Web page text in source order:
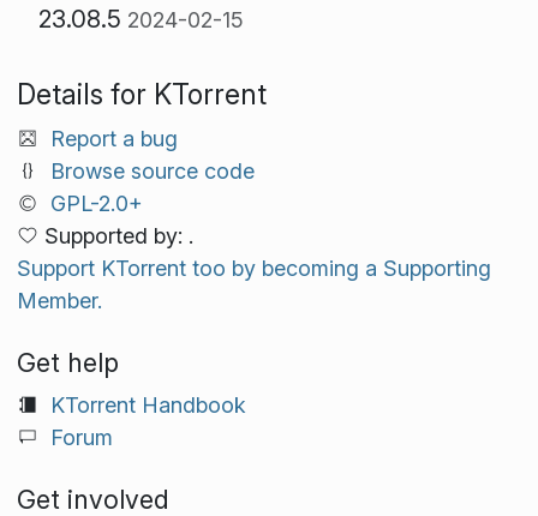
23.08.5 2024-02-15
Details for KTorrent
Report a bug
Browse source code
GPL-2.0+
Supported by: .
Support KTorrent too by becoming a Supporting
Member.
Get help
KTorrent Handbook
Forum
Get involved